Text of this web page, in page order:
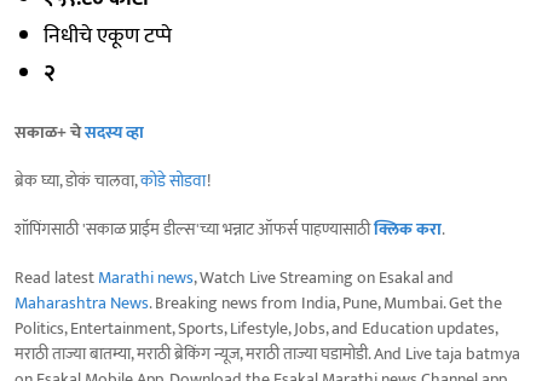
निधीचे एकूण टप्पे
२
सकाळ+ चेसदस्य व्हा
ब्रेक घ्या, डोकं चालवा,कोडे सोडवा!
शॉपिंगसाठी 'सकाळ प्राईम डील्स'च्या भन्नाट ऑफर्स पाहण्यासाठीक्लिक करा.
Read latestMarathi news, Watch Live Streaming on Esakal and
Maharashtra News. Breaking news from India, Pune, Mumbai. Get the
Politics, Entertainment, Sports, Lifestyle, Jobs, and Education updates,
मराठी ताज्या बातम्या, मराठी ब्रेकिंग न्यूज, मराठी ताज्या घडामोडी. And Live taja batmya